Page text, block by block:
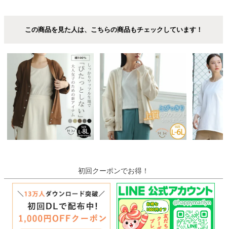
この商品を見た人は、こちらの商品もチェックしています！
初回クーポンでお得！